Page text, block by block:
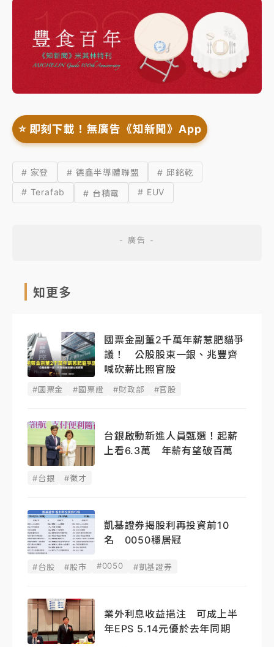
⭐️ 即刻下載！無廣告《知新聞》App
# 家登 # 德鑫半導體聯盟
# 邱銘乾
# Terafab
# 台積電 # EUV
知更多
國票金副董2千萬年薪惹肥貓爭
議！ 公股股東一銀、兆豐齊
喊砍薪比照官股
#國票金 #國票證 #財政部 #官股
台銀啟動新進人員甄選！起薪
上看6.3萬 年薪有望破百萬
#台銀 #徵才
凱基證券揭股利再投資前10
名 0050穩居冠
#台股 #股市 #0050 #凱基證券
業外利息收益挹注 可成上半
年EPS 5.14元優於去年同期